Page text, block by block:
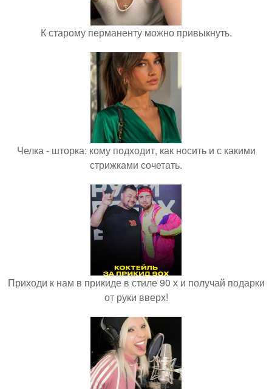
К старому перманенту можно привыкнуть.
Челка - шторка: кому подходит, как носить и с какими
стрижками сочетать.
Приходи к нам в прикиде в стиле 90 х и получай подарки
от руки вверх!